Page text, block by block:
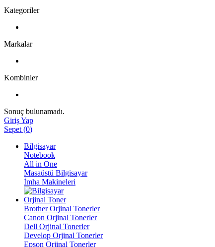
Kategoriler
Markalar
Kombinler
Sonuç bulunamadı.
Giriş Yap
Sepet (0)
Bilgisayar
Notebook
All in One
Masaüstü Bilgisayar
İmha Makineleri
Orjinal Toner
Brother Orjinal Tonerler
Canon Orjinal Tonerler
Dell Orjinal Tonerler
Develop Orjinal Tonerler
Epson Orjinal Tonerler